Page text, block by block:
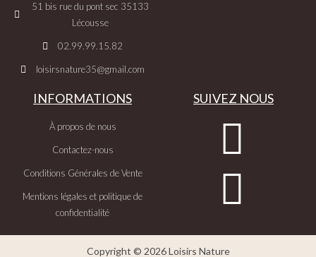
51 bis rue du pont sec 35133
Lécousse
02.99.99.15.82
loisirsnature35@gmail.com
INFORMATIONS
À propos de nous
Contactez-nous
Conditions Générales de Vente
Mentions légales et politique de
confidentialité
SUIVEZ NOUS
Copyright © 2026 Loisirs Nature